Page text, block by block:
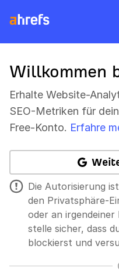
Willkommen
Erhalte Website-
SEO-Metriken für
Free-Konto. Erfahre
Die Autorisierung
den Privatsphäre-
oder an
stelle sicher, dass
blockierst und